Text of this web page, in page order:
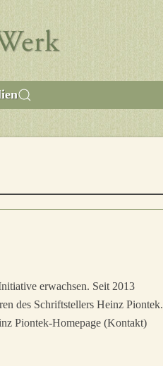
erwachsen. Seit 2013
des Schriftstellers Heinz Piontek.
Piontek-Homepage (Kontakt)